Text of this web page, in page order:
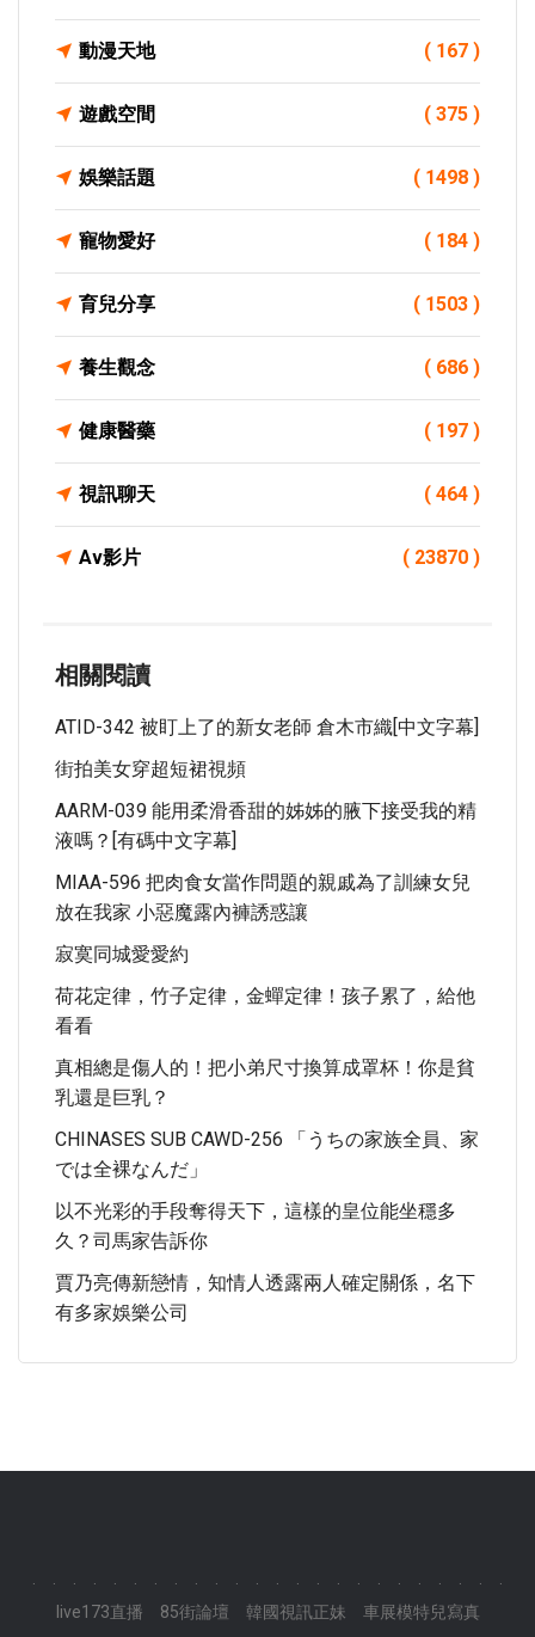
動漫天地 ( 167 )
遊戲空間 ( 375 )
娛樂話題 ( 1498 )
寵物愛好 ( 184 )
育兒分享 ( 1503 )
養生觀念 ( 686 )
健康醫藥 ( 197 )
視訊聊天 ( 464 )
Av影片 ( 23870 )
相關閱讀
ATID-342 被盯上了的新女老師 倉木市織[中文字幕]
街拍美女穿超短裙視頻
AARM-039 能用柔滑香甜的姊姊的腋下接受我的精
液嗎？[有碼中文字幕]
MIAA-596 把肉食女當作問題的親戚為了訓練女兒
放在我家 小惡魔露內褲誘惑讓
寂寞同城愛愛約
荷花定律，竹子定律，金蟬定律！孩子累了，給他
看看
真相總是傷人的！把小弟尺寸換算成罩杯！你是貧
乳還是巨乳？
CHINASES SUB CAWD-256 「うちの家族全員、家
では全裸なんだ」
以不光彩的手段奪得天下，這樣的皇位能坐穩多
久？司馬家告訴你
賈乃亮傳新戀情，知情人透露兩人確定關係，名下
有多家娛樂公司
live173直播
85街論壇 韓國視訊正妹
車展模特兒寫真